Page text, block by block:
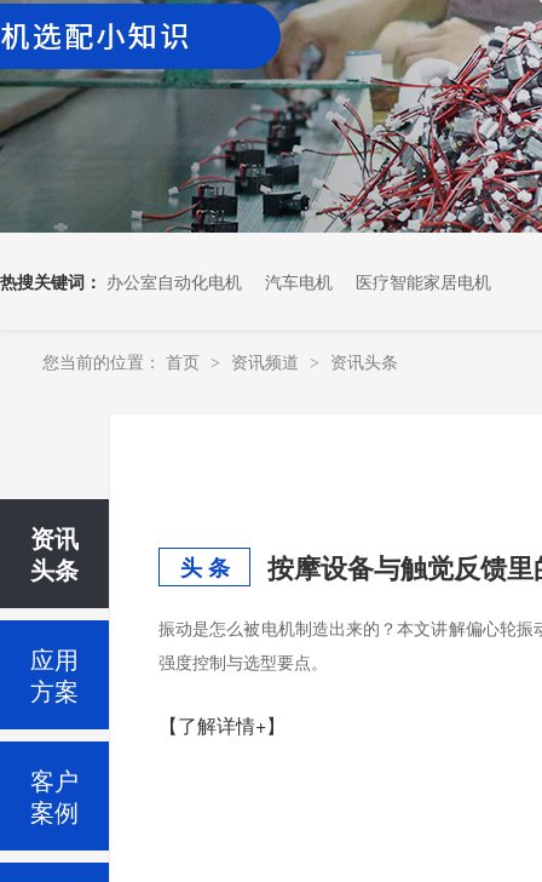
热搜关键词： 办公室自动化电机 汽车电机 医疗智能家居电机
您当前的位置： 首页 > 资讯频道 > 资讯头条
头 条 按摩设备与触觉反馈
振动是怎么被电机制造出来的？本文讲解偏心轮
强度控制与选型要点。
【了解详情+】
资讯
头条
应用
方案
客户
案例